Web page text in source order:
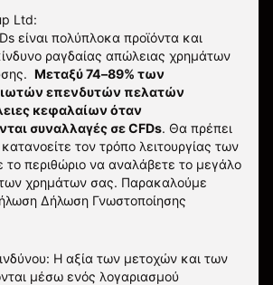
Ltd:
είναι πολύπλοκα προϊόντα και
ραγδαίας απώλειας χρημάτων
Μεταξύ 74–89% των
επενδυτών πελατών
κεφαλαίων όταν
συναλλαγές σε CFDs. Θα πρέπει
τον τρόπο λειτουργίας των
το περιθώριο να αναλάβετε το μεγάλο
χρημάτων σας. Παρακαλούμε
Δήλωση Γνωστοποίησης
Η αξία των μετοχών και των
μέσω ενός λογαριασμού